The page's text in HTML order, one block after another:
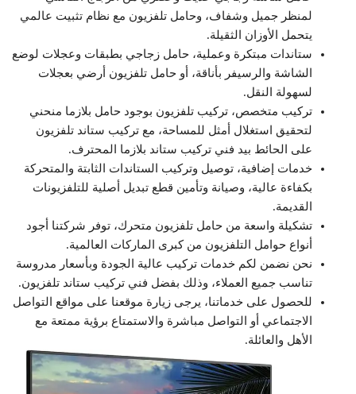
لمنظر جميل وشفاف، وحامل تلفزيون مع نظام تثبيت عالمي
يتحمل الأوزان الثقيلة.
ستاندات مبتكرة وعملية، حامل زجاجي بطبقات وعجلات لوضع
الشاشة والرسيفر بأناقة، أو حامل تلفزيون أرضي بعجلات
لسهولة النقل.
تركيب متخصص، تركيب تلفزيون بوجود حامل بلازما منحني
لتحقيق استغلال أمثل للمساحة، مع تركيب ستاند تلفزيون
على الحائط بيد فني تركيب ستاند بلازما المحترف.
خدمات إضافية، توصيل وتركيب الستاندات الثابتة والمتحركة
بكفاءة عالية، وصيانة وتأمين قطع تبديل أصلية للتلفزيونات
القديمة.
تشكيلة واسعة من حامل تلفزيون متحرك، توفر شركتنا أجود
أنواع حوامل التلفزيون من كبرى الماركات العالمية.
نحن نضمن لكم خدمات تركيب عالية الجودة وبأسعار مدروسة
تناسب جميع العملاء، وذلك بفضل فني تركيب ستاند تلفزيون.
للحصول على خدماتنا، يرجى زيارة موقعنا على مواقع التواصل
الاجتماعي أو التواصل مباشرة والاستمتاع برؤية ممتعة مع
الأهل والعائلة.